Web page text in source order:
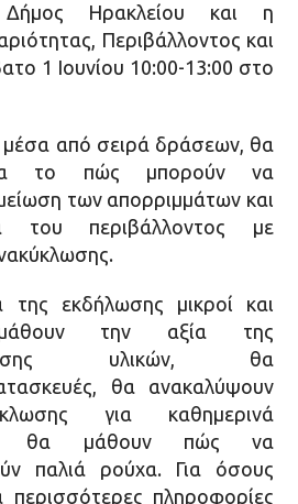
Ηρακλείου και η
Περιβάλλοντος και
1 Ιουνίου 10:00-13:00 στο
μέσα από σειρά δράσεων, θα
το πώς μπορούν να
των απορριμμάτων και
του περιβάλλοντος με
της εκδήλωσης μικροί και
την αξία της
υλικών, θα
θα ανακαλύψουν
για καθημερινά
θα μάθουν πώς να
παλιά ρούχα. Για όσους
περισσότερες πληροφορίες